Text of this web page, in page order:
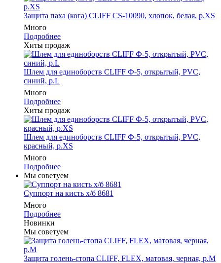
Защита паха (кога) CLIFF CS-10090, хлопок, белая, р.XS
Много
Подробнее
Хиты продаж
Шлем для единоборств CLIFF Ф-5, открытый, PVC,
синий, p.L
Много
Подробнее
Хиты продаж
Шлем для единоборств CLIFF Ф-5, открытый, PVC,
красный, p.XS
Много
Подробнее
Мы советуем
Суппорт на кисть х/б 8681
Много
Подробнее
Новинки
Мы советуем
Защита голень-стопа CLIFF, FLEX, матовая, черная, р.M